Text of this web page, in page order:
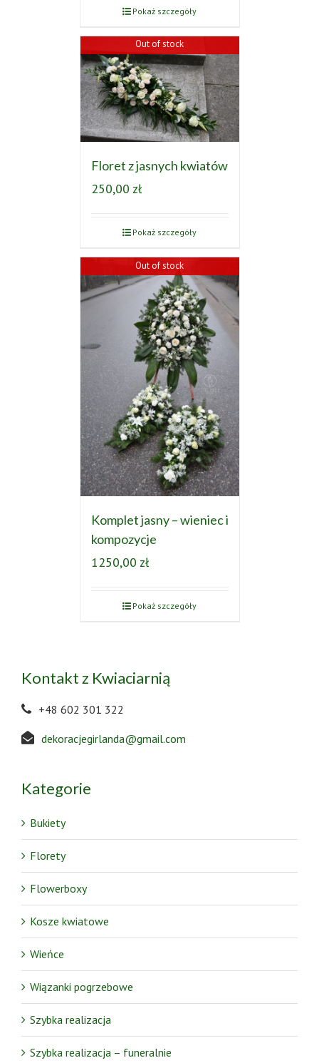
Pokaż szczegóły
Out of stock
Floret z jasnych kwiatów
250,00 zł
Pokaż szczegóły
Out of stock
Komplet jasny – wieniec i
kompozycje
1250,00 zł
Pokaż szczegóły
Kontakt z Kwiaciarnią
+48 602 301 322
dekoracjegirlanda@gmail.com
Kategorie
Bukiety
Florety
Flowerboxy
Kosze kwiatowe
Wieńce
Wiązanki pogrzebowe
Szybka realizacja
Szybka realizacja – funeralnie